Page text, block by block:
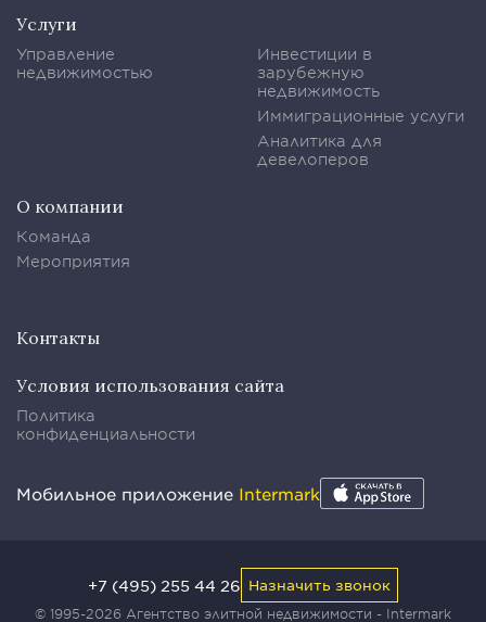
Услуги
Управление
недвижимостью
Инвестиции в
зарубежную
недвижимость
Иммиграционные услуги
Аналитика для
девелоперов
О компании
Команда
Мероприятия
Контакты
Условия использования сайта
Политика
конфиденциальности
Мобильное приложение Intermark
© 1995-2026 Агентство элитной недвижимости - Intermark
+7 (495) 255 44 26 Назначить звонок